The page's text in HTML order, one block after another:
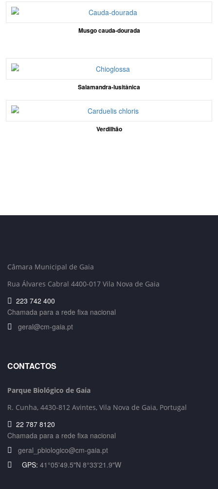
Musgo cauda-dourada
Salamandra-lusitânica
Verdilhão
Câmara Municipal de Gaia
Rua Álvares Cabral 4400-017 Vila Nova de Gaia
223 742 400
Chamada para a rede fixa nacional
geral@cm-gaia.pt
CONTACTOS
Parque Biológico de Gaia
R. Cunha, 4430-812 Avintes, Vila Nova de Gaia, Portugal
22 787 8120
Chamada para a rede fixa nacional
geral_pbiologico@cm-gaia.pt
GPS: 41°05'49.5"N 8°33'21.9"W